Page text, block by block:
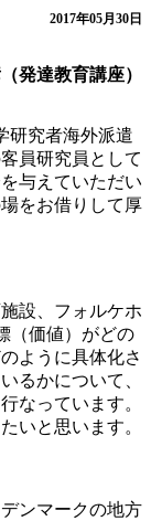
2017年05月30日
発達教育講座）
研究者海外派遣
員研究員として
与えていただい
をお借りして厚
設、フォルケホ
（価値）がどの
ように具体化さ
るかについて、
なっています。
いと思います。
ンマークの地方